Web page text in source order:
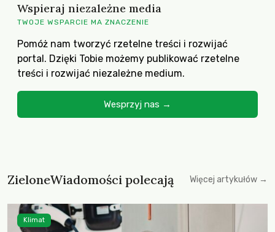
Wspieraj niezależne media
TWOJE WSPARCIE MA ZNACZENIE
Pomóż nam tworzyć rzetelne treści i rozwijać
portal. Dzięki Tobie możemy publikować rzetelne
treści i rozwijać niezależne medium.
Wesprzyj nas →
ZieloneWiadomości polecają Więcej artykułów →
Klimat